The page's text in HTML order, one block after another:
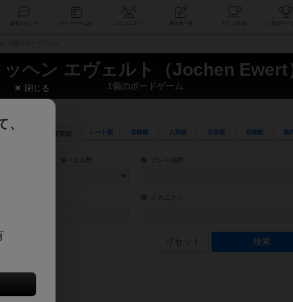
コミュニティ
ッヘン エヴェルト（Jochen Ewert
1個のボードゲーム
レート順 登録順 人気順 注目順 投稿数 発
ーワード検索ができます。
て検索できます。 目安となる所要時間を指定することができま
人物などモチーフ・ストーリーを指定することができます。直感的にゲームシステムを理解で
バー ゲーム性を構成するコアシステムです。主に
リセット
閉じる